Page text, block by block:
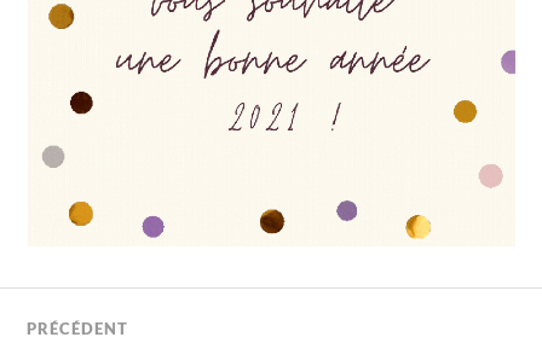
PRÉCÉDENT